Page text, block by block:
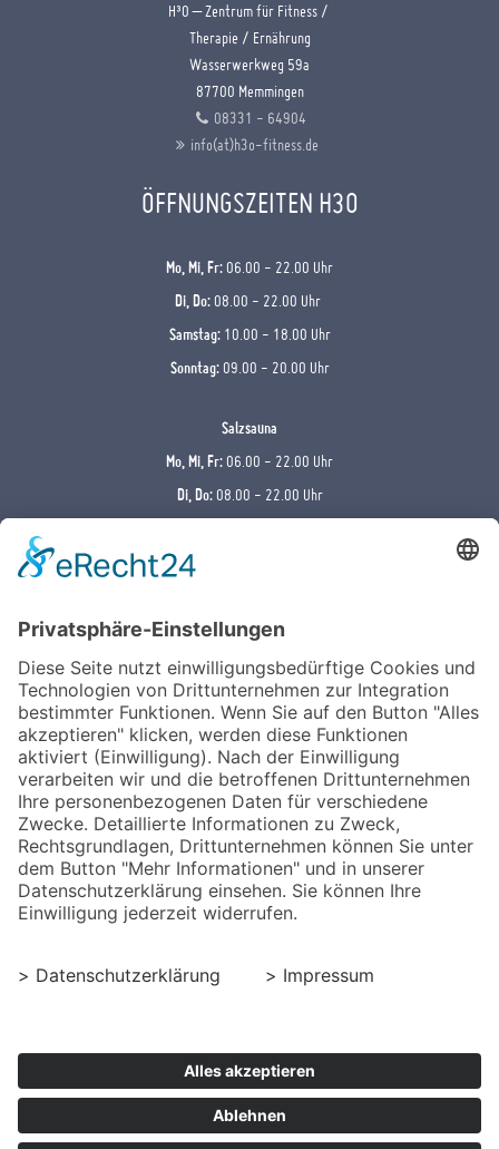
H³O – Zentrum für Fitness /
Therapie / Ernährung
Wasserwerkweg 59a
87700 Memmingen
08331 - 64904
info(at)h3o-fitness.de
ÖFFNUNGSZEITEN H3O
Mo, Mi, Fr: 06.00 - 22.00 Uhr
Di, Do: 08.00 - 22.00 Uhr
Samstag:10.00 - 18.00 Uhr
Sonntag:09.00 - 20.00 Uhr
Salzsauna
Mo, Mi, Fr: 06.00 - 22.00 Uhr
Di, Do: 08.00 - 22.00 Uhr
Samstag:
Sonntag:
Kräutersauna
Sommer (01.04. - 30.09.)
Mo-Fr: 09.00 - 12.00 Uhr | 17.00 - 22.00 Uhr
Samstag: nicht geöffnet
Sonntag: nicht geöffnet
Winter (01.10. - 31.03.)
Mo-Fr: 09.00 - 12.00 Uhr | 17.00 - 22.00 Uhr
Samstag: 13.00 - 18.00 Uhr
Sonntag: 09.00 - 12.00 Uhr | 16.00 - 20.00 Uhr
LINKS
Facebook
Datenschutz
Bedienung der Website
Erklärung zur Barrierefreiheit